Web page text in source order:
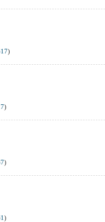
)
)
)
)